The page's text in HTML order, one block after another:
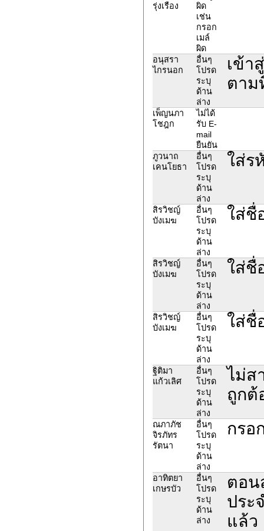
รุ่งเรือง
ผิด
เช่น
กรอก
เมล์
ผิด
อนุสรา
ไกรนอก
อื่นๆ
โปรด
ระบุ
ด้าน
ล่าง
เข้า
ตาม
เพ็ญนภา
โชฎก
ไม่ได้
รับ E-
mail
ยืนยัน
ภูวนาถ
เคนโยธา
อื่นๆ
โปรด
ระบุ
ด้าน
ล่าง
ใส่ร
สิรวิชญ์
บังเมฆ
อื่นๆ
โปรด
ระบุ
ด้าน
ล่าง
ใส่ชื่
สิรวิชญ์
บังเมฆ
อื่นๆ
โปรด
ระบุ
ด้าน
ล่าง
ใส่ชื่
สิรวิชญ์
บังเมฆ
อื่นๆ
โปรด
ระบุ
ด้าน
ล่าง
ใส่ชื่
ฐิติมา
แก้วเลิศ
อื่นๆ
โปรด
ระบุ
ด้าน
ล่าง
ไม่ส
ถูกต้
ณภาภัช
จิรภัทร
รัตนา
อื่นๆ
โปรด
ระบุ
ด้าน
ล่าง
กรอ
อาทิตยา
เกษรบัว
อื่นๆ
โปรด
ระบุ
ด้าน
ล่าง
ตอน
ประ
แล้ว